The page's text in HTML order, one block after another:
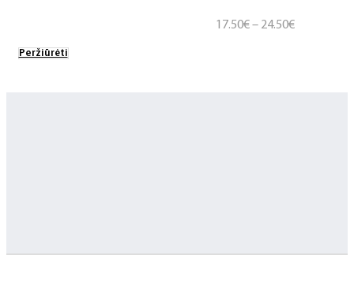
17.50€ – 24.50€Price
Peržiūrėti